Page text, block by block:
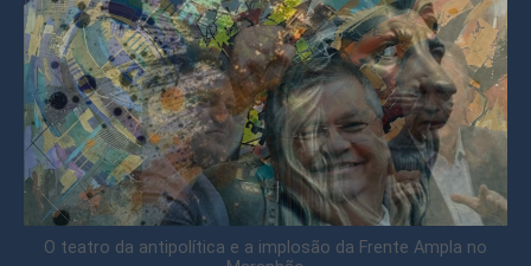
O teatro da antipolítica e a implosão da Frente Ampla no